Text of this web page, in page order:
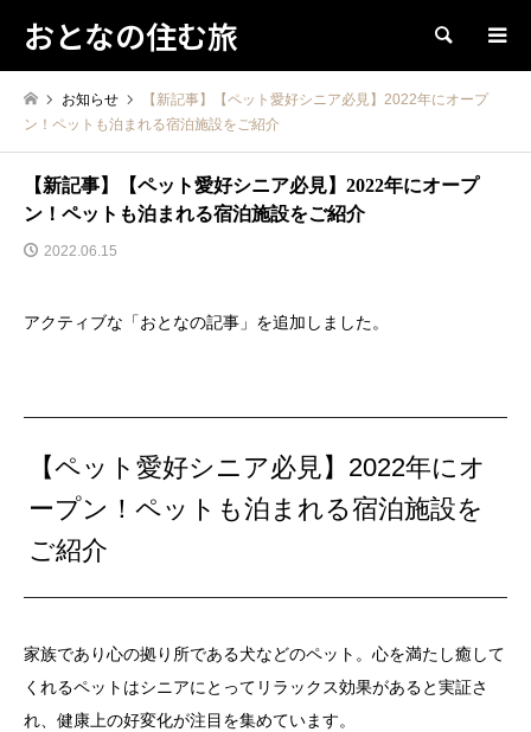
おとなの住む旅 検索
お知らせ
【新記事】【ペット愛好シニア必見】2022年にオープ
ン！ペットも泊まれる宿泊施設をご紹介
【新記事】【ペット愛好シニア必見】2022年にオープ
ン！ペットも泊まれる宿泊施設をご紹介
2022.06.15
アクティブな「おとなの記事」を追加しました。
【ペット愛好シニア必見】2022年にオ
ープン！ペットも泊まれる宿泊施設を
ご紹介
家族であり心の拠り所である犬などのペット。心を満たし癒して
くれるペットはシニアにとってリラックス効果があると実証さ
れ、健康上の好変化が注目を集めています。